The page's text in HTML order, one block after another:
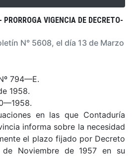
VIGENCIA DE DECRETO-
N° 5608, el día 13 de Marzo
794—E.
1958.
en las que Contaduría
informa sobre la necesidad
el plazo fijado por Decreto
Noviembre de 1957 en su